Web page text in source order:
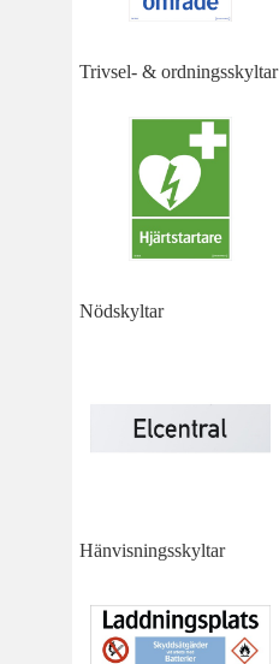
Trivsel- & ordningsskyltar
Nödskyltar
Hänvisningsskyltar